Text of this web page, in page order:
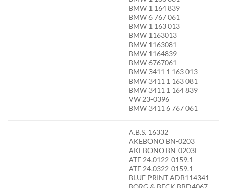
BMW 1 164 839
BMW 6 767 061
BMW 1 163 013
BMW 1163013
BMW 1163081
BMW 1164839
BMW 6767061
BMW 3411 1 163 013
BMW 3411 1 163 081
BMW 3411 1 164 839
VW 23-0396
BMW 3411 6 767 061
A.B.S. 16332
AKEBONO BN-0203
AKEBONO BN-0203E
ATE 24.0122-0159.1
ATE 24.0322-0159.1
BLUE PRINT ADB114341